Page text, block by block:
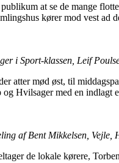
at se de mange
kører mod vest
i Sport-klassen, Leif
atter mød øst, til
Hvilsager med en
af Bent Mikkelsen,
de lokale kørere,